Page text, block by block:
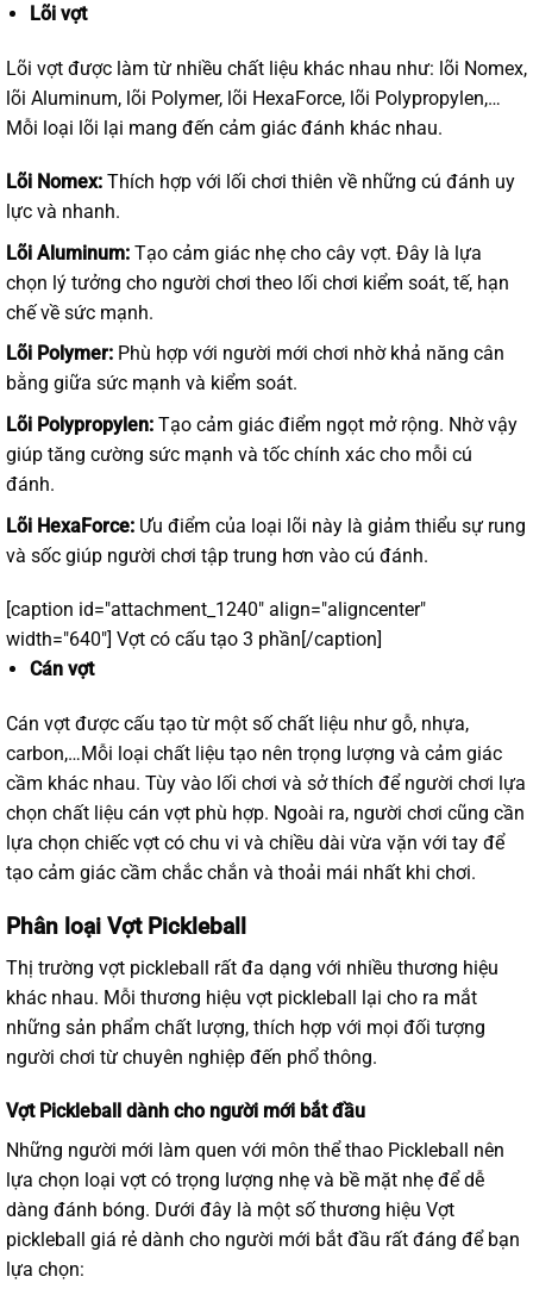
Lõi vợt
Lõi vợt được làm từ nhiều chất liệu khác nhau như: lõi Nomex,
lõi Aluminum, lõi Polymer, lõi HexaForce, lõi Polypropylen,…
Mỗi loại lõi lại mang đến cảm giác đánh khác nhau.
Lõi Nomex: Thích hợp với lối chơi thiên về những cú đánh uy
lực và nhanh.
Lõi Aluminum: Tạo cảm giác nhẹ cho cây vợt. Đây là lựa
chọn lý tưởng cho người chơi theo lối chơi kiểm soát, tế, hạn
chế về sức mạnh.
Lõi Polymer: Phù hợp với người mới chơi nhờ khả năng cân
bằng giữa sức mạnh và kiểm soát.
Lõi Polypropylen: Tạo cảm giác điểm ngọt mở rộng. Nhờ vậy
giúp tăng cường sức mạnh và tốc chính xác cho mỗi cú
đánh.
Lõi HexaForce: Ưu điểm của loại lõi này là giảm thiểu sự rung
và sốc giúp người chơi tập trung hơn vào cú đánh.
[caption id="attachment_1240" align="aligncenter"
width="640"] Vợt có cấu tạo 3 phần[/caption]
Cán vợt
Cán vợt được cấu tạo từ một số chất liệu như gỗ, nhựa,
carbon,…Mỗi loại chất liệu tạo nên trọng lượng và cảm giác
cầm khác nhau. Tùy vào lối chơi và sở thích để người chơi lựa
chọn chất liệu cán vợt phù hợp. Ngoài ra, người chơi cũng cần
lựa chọn chiếc vợt có chu vi và chiều dài vừa vặn với tay để
tạo cảm giác cầm chắc chắn và thoải mái nhất khi chơi.
Phân loại Vợt Pickleball
Thị trường vợt pickleball rất đa dạng với nhiều thương hiệu
khác nhau. Mỗi thương hiệu vợt pickleball lại cho ra mắt
những sản phẩm chất lượng, thích hợp với mọi đối tượng
người chơi từ chuyên nghiệp đến phổ thông.
Vợt Pickleball dành cho người mới bắt đầu
Những người mới làm quen với môn thể thao Pickleball nên
lựa chọn loại vợt có trọng lượng nhẹ và bề mặt nhẹ để dễ
dàng đánh bóng. Dưới đây là một số thương hiệu Vợt
pickleball giá rẻ dành cho người mới bắt đầu rất đáng để bạn
lựa chọn: